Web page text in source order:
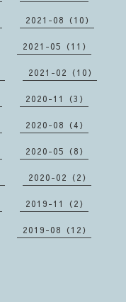
2021-08（10）
2021-05（11）
2021-02（10）
2020-11（3）
2020-08（4）
2020-05（8）
2020-02（2）
2019-11（2）
2019-08（12）